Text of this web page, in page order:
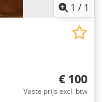
1 / 1
€ 100
Vaste prijs excl. btw